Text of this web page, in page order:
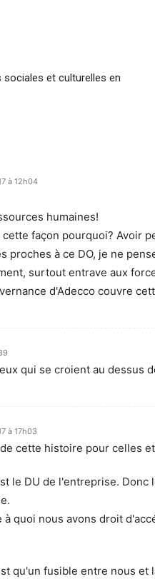
sociales et culturelles en
à 12h04
humaines!
cette façon pourquoi? Avoir
proches à ce DO, je ne
surtout entrave aux
d'Adecco couvre
qui se croient au dessus
à 17h03
cette histoire pour celles
le DU de l'entreprise.
à quoi nous avons droit
qu'un fusible entre nous